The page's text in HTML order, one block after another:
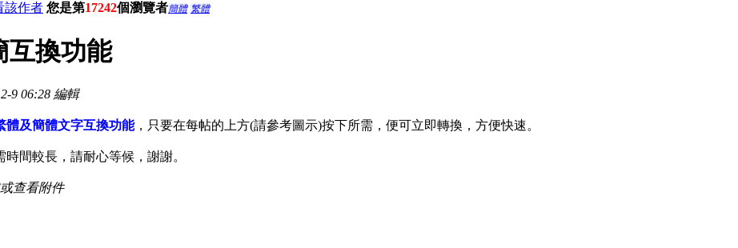
該作者 您是第17242個瀏覽者簡體 繁體
互換功能
9 06:28 編輯
體及簡體文字互換功能，只要在每帖的上方(請參考圖示)按下所需，便可立即轉換，方便快速。
間較長，請耐心等候，謝謝。
查看附件